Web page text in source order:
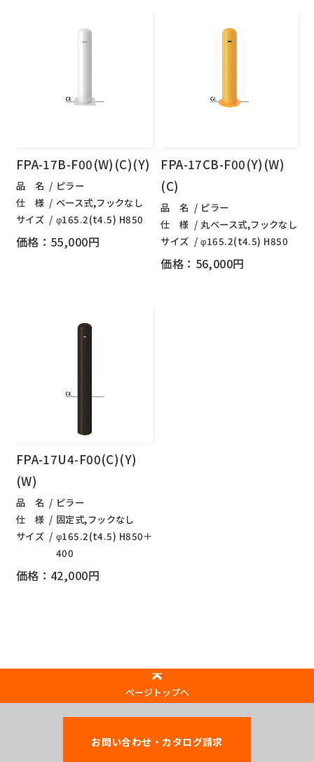
FPA-17B-F00(W)(C)(Y)
品 名
ピラー
仕 様
ベース式,フックなし
サイズ
φ165.2(t4.5) H850
価格：55,000円
FPA-17CB-F00(Y)(W)
(C)
品 名
ピラー
仕 様
丸ベース式,フックなし
サイズ
φ165.2(t4.5) H850
価格：56,000円
FPA-17U4-F00(C)(Y)
(W)
品 名
ピラー
仕 様
固定式,フックなし
サイズ
φ165.2(t4.5) H850＋
400
価格：42,000円
ページトップへ
お問い合わせ・カタログ請求